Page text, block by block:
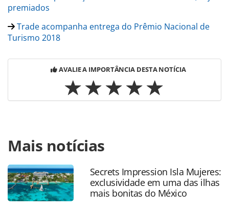
premiados
Trade acompanha entrega do Prêmio Nacional de
Turismo 2018
AVALIE A IMPORTÂNCIA DESTA NOTÍCIA
https://www.panrotas.com.br/mercado/economia-e-
politica/2018/12/brasil-se-candidata-a-presidencia-de-
comissao-da-omt_160898.html ou as ferramentas
oferecidas na página. Todo o conteúdo produzido pela
PANROTAS Editora é protegido pela legislação brasileira
sobre direito autoral. Não reproduza o conteúdo sem
Mais notícias
Secrets Impression Isla Mujeres:
exclusividade em uma das ilhas
mais bonitas do México